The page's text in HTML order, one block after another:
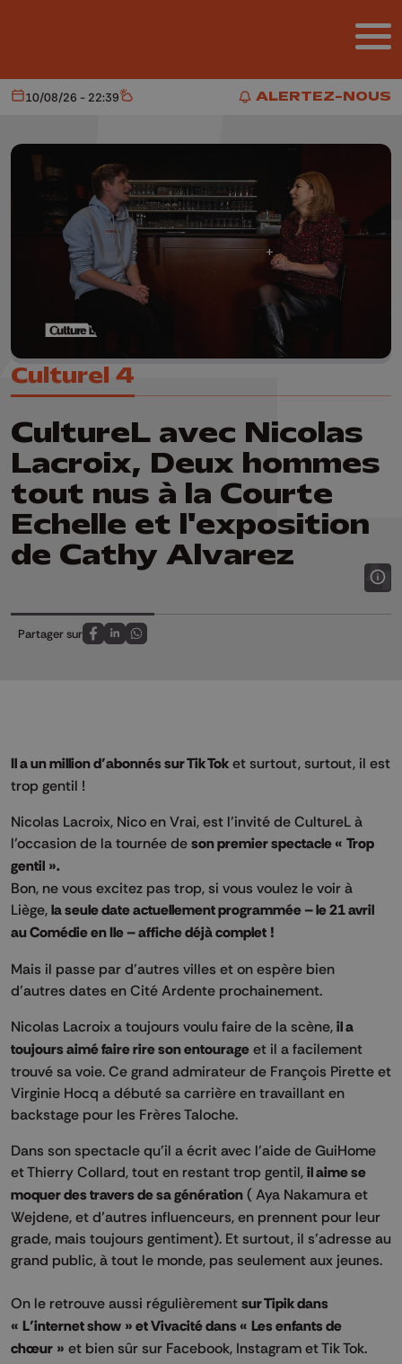
ALERTEZ-NOUS
ALERTEZ-NOUS
Aujourd'hui
10/08/26 - 22:39 Météo
Culturel 4
CultureL avec Nicolas
Lacroix, Deux hommes
tout nus à la Courte
Echelle et l'exposition
de Cathy Alvarez
Partager sur
Partagez sur FaceBook
Partagez sur LinkedIn
Partagez sur Whatsapp
Il a un million d’abonnés sur Tik Tok et surtout, surtout, il est
trop gentil !
Nicolas Lacroix, Nico en Vrai, est l’invité de CultureL à
l’occasion de la tournée de son premier spectacle « Trop
gentil ».
Bon, ne vous excitez pas trop, si vous voulez le voir à
Liège, la seule date actuellement programmée – le 21 avril
au Comédie en Ile – affiche déjà complet !
Mais il passe par d’autres villes et on espère bien
d’autres dates en Cité Ardente prochainement.
Nicolas Lacroix a toujours voulu faire de la scène, il a
toujours aimé faire rire son entourage et il a facilement
trouvé sa voie. Ce grand admirateur de François Pirette et
Virginie Hocq a débuté sa carrière en travaillant en
backstage pour les Frères Taloche.
Dans son spectacle qu’il a écrit avec l’aide de GuiHome
et Thierry Collard, tout en restant trop gentil, il aime se
moquer des travers de sa génération ( Aya Nakamura et
Wejdene, et d’autres influenceurs, en prennent pour leur
grade, mais toujours gentiment). Et surtout, il s’adresse au
grand public, à tout le monde, pas seulement aux jeunes.
On le retrouve aussi régulièrement sur Tipik dans
« L’internet show » et Vivacité dans « Les enfants de
chœur » et bien sûr sur Facebook, Instagram et Tik Tok.